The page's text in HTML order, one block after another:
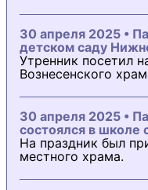
30 апреля 2025 •
детском саду
Утренник посетил
Вознесенского
30 апреля 2025 •
состоялся в школе
На праздник был
местного храма.